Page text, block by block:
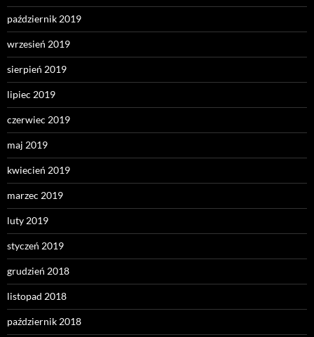
październik 2019
wrzesień 2019
sierpień 2019
lipiec 2019
czerwiec 2019
maj 2019
kwiecień 2019
marzec 2019
luty 2019
styczeń 2019
grudzień 2018
listopad 2018
październik 2018